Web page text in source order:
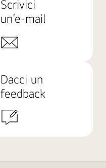
Scrivici
un’e-mail
Dacci un
feedback